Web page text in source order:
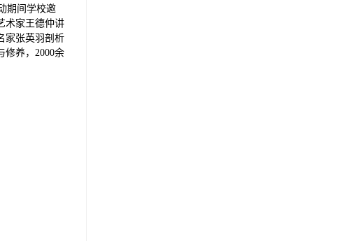
期间学校邀
术家王德仲讲
家张英羽剖析
修养，2000余